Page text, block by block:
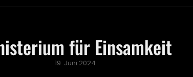
für Einsamkeit
Posted
19. Juni 2024